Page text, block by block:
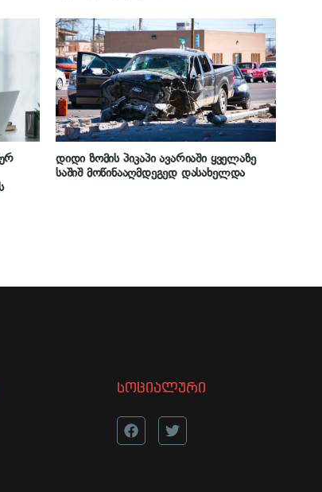
დიდი ზომის პიკაპი ავარიაში ყველაზე
საშიშ მოწინააღმდეგედ დასახელდა
სოციალური